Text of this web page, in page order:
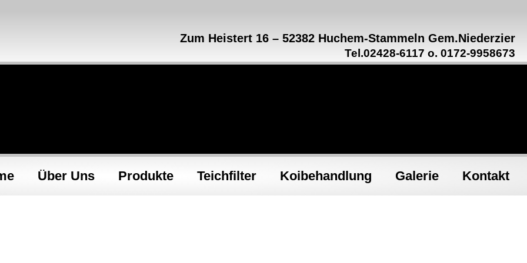
Zum Heistert 16 – 52382 Huchem-Stammeln Gem.Niederzier
Tel.02428-6117 o. 0172-9958673
Über Uns Produkte Teichfilter Koibehandlung Galerie Kontakt